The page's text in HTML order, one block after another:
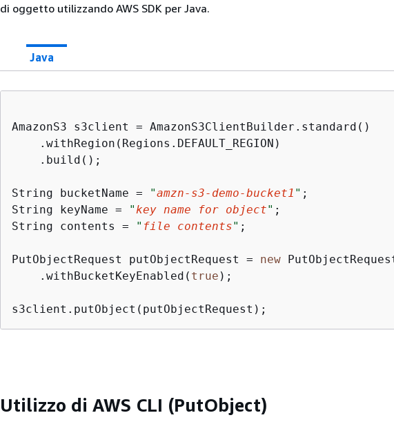
di oggetto utilizzando AWS SDK per Java.
Java
AmazonS3 s3client = AmazonS3ClientBuilder.standard()
.withRegion(Regions.DEFAULT_REGION)
.build();
String bucketName = "amzn-s3-demo-bucket1 " ;
String keyName =
" key name for object" ;
String contents =
" file contents" ;
PutObjectRequest putObjectRequest = new
.withBucketKeyEnabled( true );
Utilizzo di AWS CLI (PutObject)